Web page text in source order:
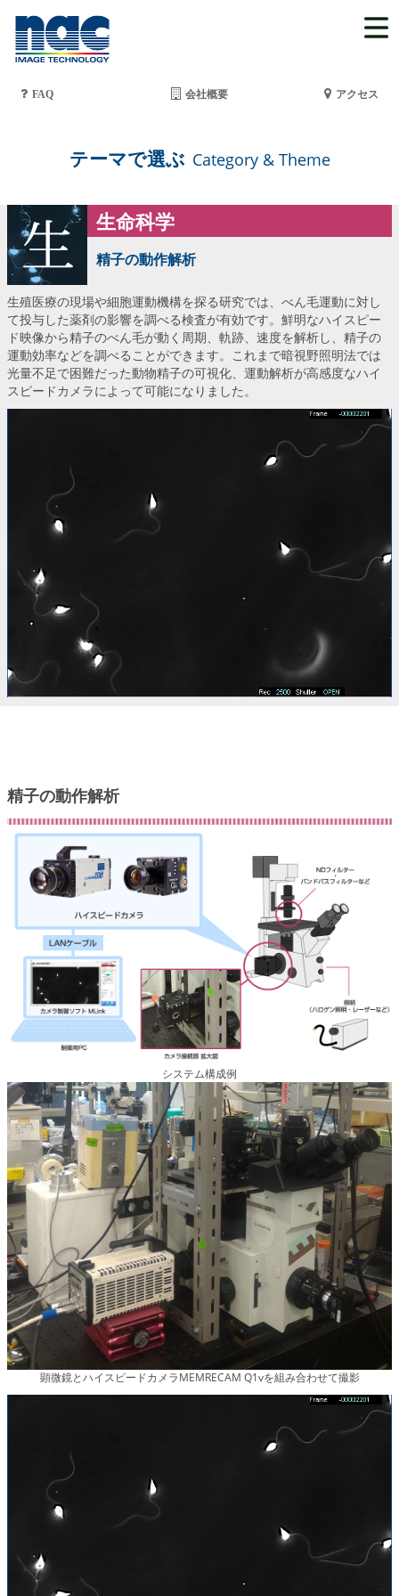
FAQ 会社概要 アクセス
テーマで選ぶ Category & Theme
生命科学
精子の動作解析
生殖医療の現場や細胞運動機構を探る研究では、べん毛運動に対し
て投与した薬剤の影響を調べる検査が有効です。鮮明なハイスピー
ド映像から精⼦のべん⽑が動く周期、軌跡、速度を解析し、精⼦の
運動効率などを調べることができます。これまで暗視野照明法では
光量不⾜で困難だった動物精⼦の可視化、運動解析が⾼感度なハイ
スピードカメラによって可能になりました。
精子の動作解析
システム構成例
顕微鏡とハイスピードカメラMEMRECAM Q1vを組み合わせて撮影